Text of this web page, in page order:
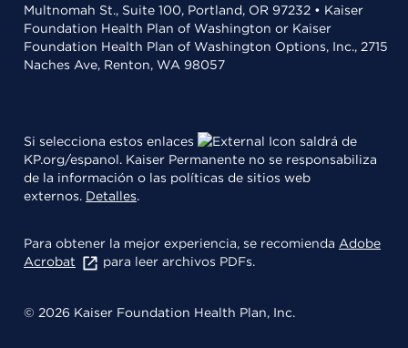
Multnomah St., Suite 100, Portland, OR 97232 • Kaiser
Foundation Health Plan of Washington or Kaiser
Foundation Health Plan of Washington Options, Inc., 2715
Naches Ave, Renton, WA 98057
Si selecciona estos enlaces
saldrá de
KP.org/espanol. Kaiser Permanente no se responsabiliza
de la información o las políticas de sitios web
externos. Detalles.
Para obtener la mejor experiencia, se recomienda Adobe
Acrobat
para leer archivos PDFs.
© 2026 Kaiser Foundation Health Plan, Inc.